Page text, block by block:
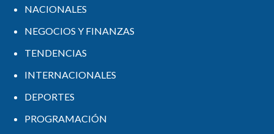
NACIONALES
NEGOCIOS Y FINANZAS
TENDENCIAS
INTERNACIONALES
DEPORTES
PROGRAMACIÓN